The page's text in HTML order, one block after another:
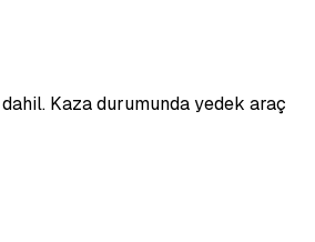
Kaza durumunda yedek araç